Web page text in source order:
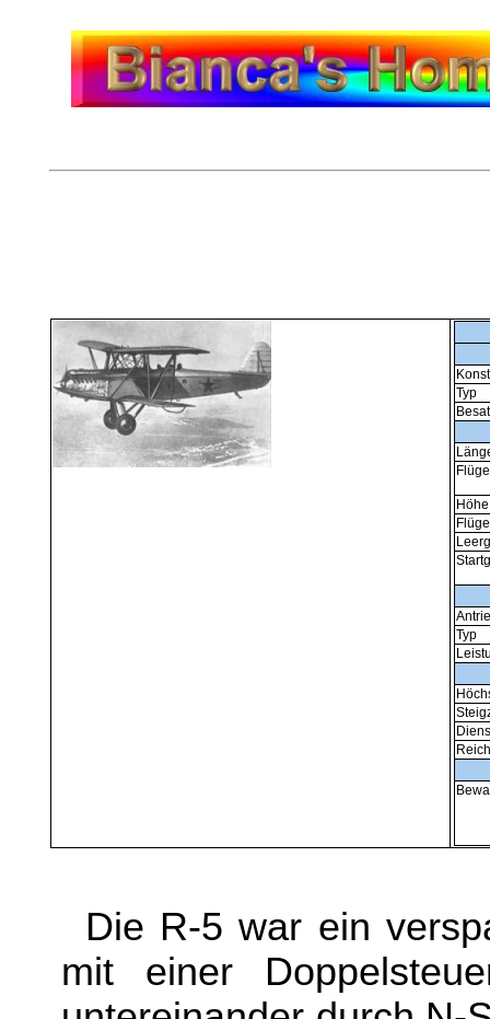
Typ
Höhe
Typ
Die R-5 war ein
mit einer